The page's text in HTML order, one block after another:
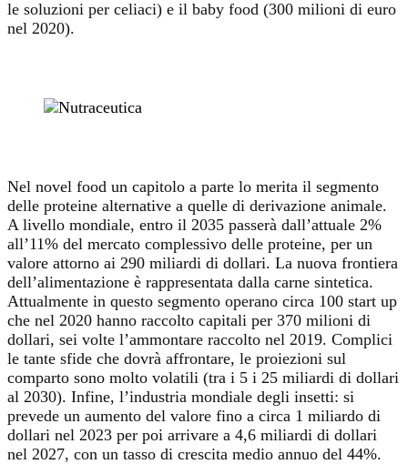
le soluzioni per celiaci) e il baby food (300 milioni di euro
nel 2020).
Nel novel food un capitolo a parte lo merita il segmento
delle proteine alternative a quelle di derivazione animale.
A livello mondiale, entro il 2035 passerà dall’attuale 2%
all’11% del mercato complessivo delle proteine, per un
valore attorno ai 290 miliardi di dollari. La nuova frontiera
dell’alimentazione è rappresentata dalla carne sintetica.
Attualmente in questo segmento operano circa 100 start up
che nel 2020 hanno raccolto capitali per 370 milioni di
dollari, sei volte l’ammontare raccolto nel 2019. Complici
le tante sfide che dovrà affrontare, le proiezioni sul
comparto sono molto volatili (tra i 5 i 25 miliardi di dollari
al 2030). Infine, l’industria mondiale degli insetti: si
prevede un aumento del valore fino a circa 1 miliardo di
dollari nel 2023 per poi arrivare a 4,6 miliardi di dollari
nel 2027, con un tasso di crescita medio annuo del 44%.